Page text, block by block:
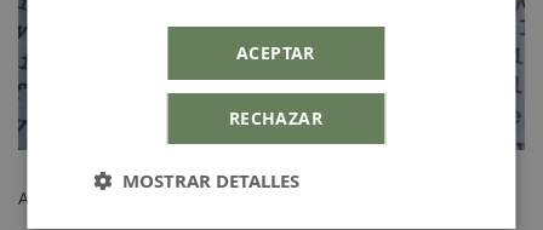
Abalorios:
ACEPTAR
RECHAZAR
MOSTRAR DETALLES